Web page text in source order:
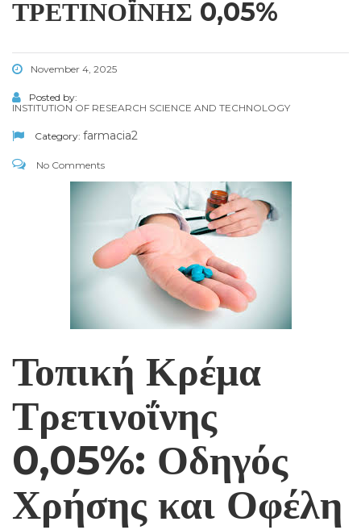
ΤΡΕΤΙΝΟΪ́ΝΗΣ 0,05%
November 4, 2025
Posted by:
INSTITUTION OF RESEARCH SCIENCE AND TECHNOLOGY
Category: farmacia2
No Comments
Τοπική Κρέμα
Τρετινοΐνης
0,05%: Οδηγός
Χρήσης και Οφέλη